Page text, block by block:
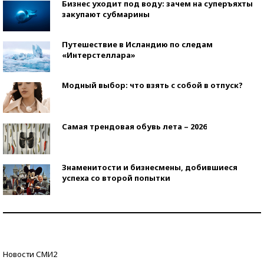
Бизнес уходит под воду: зачем на суперъяхты
закупают субмарины
Путешествие в Исландию по следам
«Интерстеллара»
Модный выбор: что взять с собой в отпуск?
Самая трендовая обувь лета – 2026
Знаменитости и бизнесмены, добившиеся
успеха со второй попытки
Новости СМИ2